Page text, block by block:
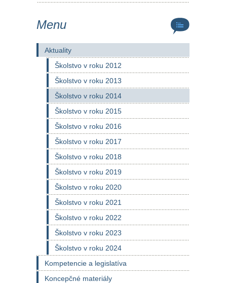
Menu
Aktuality
Školstvo v roku 2012
Školstvo v roku 2013
Školstvo v roku 2014
Školstvo v roku 2015
Školstvo v roku 2016
Školstvo v roku 2017
Školstvo v roku 2018
Školstvo v roku 2019
Školstvo v roku 2020
Školstvo v roku 2021
Školstvo v roku 2022
Školstvo v roku 2023
Školstvo v roku 2024
Kompetencie a legislatíva
Koncepčné materiály